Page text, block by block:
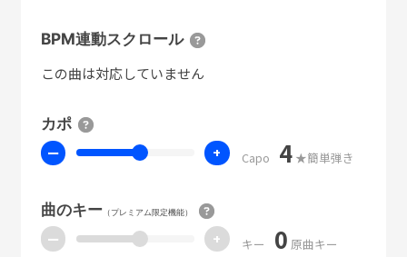
BPM連動スクロール
この曲は対応していません
カポ
ー + Capo 4 ★簡単弾き
曲のキー（プレミアム限定機能）
ー + キー 0 原曲キー